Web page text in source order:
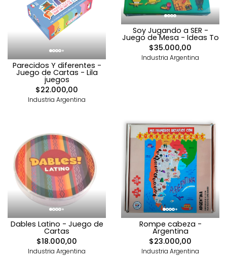
Parecidos Y diferentes -
Juego de Cartas - Lila
juegos
$22.000,00
Industria Argentina
Soy Jugando a SER -
Juego de Mesa - Ideas To
$35.000,00
Industria Argentina
Dables Latino - Juego de
Cartas
$18.000,00
Industria Argentina
Rompe cabeza -
Argentina
$23.000,00
Industria Argentina